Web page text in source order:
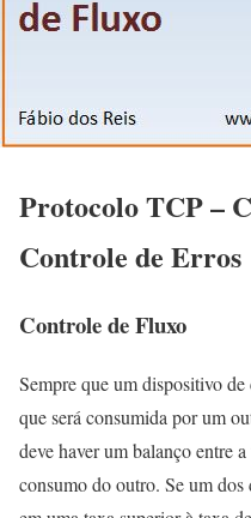
Protocolo TCP –
Controle de Erros
Controle de Fluxo
Sempre que um dispositivo
que será consumida por um
deve haver um balanço entre
consumo do outro. Se um